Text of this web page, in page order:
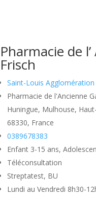
Pharmacie de
Frisch
Saint-Louis Agglomération
Pharmacie de l'Ancienne
Huningue, Mulhouse,
68330, France
0389678383
Enfant 3-15 ans,
Téléconsultation
Streptatest, BU
Lundi au Vendredi 8h30-